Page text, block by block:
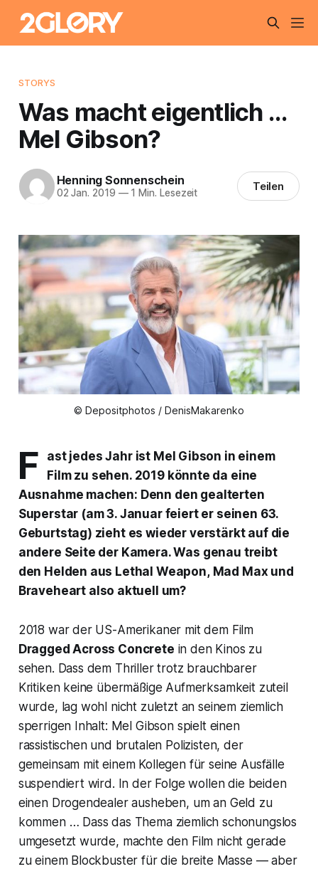
STORYS
Was macht eigentlich …
Mel Gibson?
Henning Sonnenschein
02 Jan. 2019 —1 Min. Lesezeit Teilen
© Depositphotos / DenisMakarenko
F
ast jedes Jahr ist Mel Gibson in einem
Film zu sehen. 2019 könnte da eine
Ausnahme machen: Denn den gealterten
Superstar (am 3. Januar feiert er seinen 63.
Geburtstag) zieht es wieder verstärkt auf die
andere Seite der Kamera. Was genau treibt
den Helden aus Lethal Weapon,Mad Max und
Braveheart also aktuell um?
2018 war der US-Amerikaner mit dem Film
Dragged Across Concrete in den Kinos zu
sehen. Dass dem Thriller trotz brauchbarer
Kritiken keine übermäßige Aufmerksamkeit zuteil
wurde, lag wohl nicht zuletzt an seinem ziemlich
sperrigen Inhalt: Mel Gibson spielt einen
rassistischen und brutalen Polizisten, der
gemeinsam mit einem Kollegen für seine Ausfälle
suspendiert wird. In der Folge wollen die beiden
einen Drogendealer ausheben, um an Geld zu
kommen … Dass das Thema ziemlich schonungslos
umgesetzt wurde, machte den Film nicht gerade
zu einem Blockbuster für die breite Masse — aber